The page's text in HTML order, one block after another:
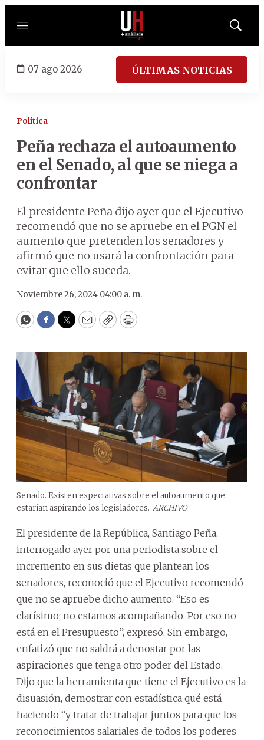
Menú
Mostrar
07 ago 2026 ÚLTIMAS NOTICIAS
Política
Peña rechaza el autoaumento
en el Senado, al que se niega a
confrontar
El presidente Peña dijo ayer que el Ejecutivo
recomendó que no se apruebe en el PGN el
aumento que pretenden los senadores y
afirmó que no usará la confrontación para
evitar que ello suceda.
Noviembre 26, 2024 04:00 a. m.
WhatsApp
Facebook
Twitter
EmailCopyPrint
Senado. Existen expectativas sobre el autoaumento que
estarían aspirando los legisladores. ARCHIVO
El presidente de la República, Santiago Peña,
interrogado ayer por una periodista sobre el
incremento en sus dietas que plantean los
senadores, reconoció que el Ejecutivo recomendó
que no se apruebe dicho aumento. “Eso es
clarísimo; no estamos acompañando. Por eso no
está en el Presupuesto”, expresó. Sin embargo,
enfatizó que no saldrá a denostar por las
aspiraciones que tenga otro poder del Estado.
Dijo que la herramienta que tiene el Ejecutivo es la
disuasión, demostrar con estadística qué está
haciendo “y tratar de trabajar juntos para que los
reconocimientos salariales de todos los poderes